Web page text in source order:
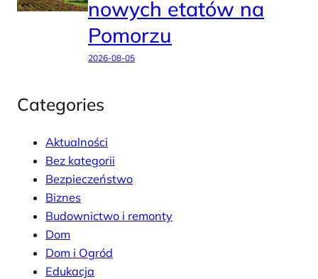
nowych etatów na
Pomorzu
2026-08-05
Categories
Aktualności
Bez kategorii
Bezpieczeństwo
Biznes
Budownictwo i remonty
Dom
Dom i Ogród
Edukacja